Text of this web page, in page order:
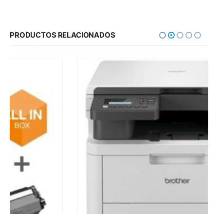
PRODUCTOS RELACIONADOS